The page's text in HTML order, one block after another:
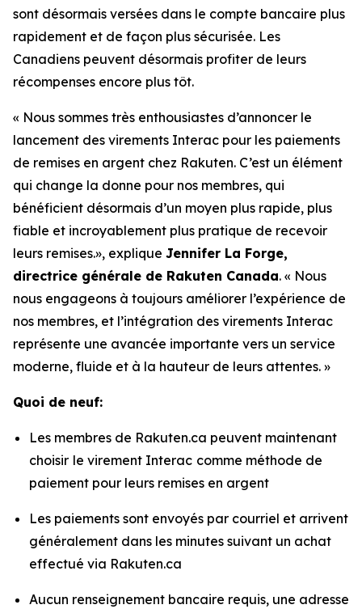
sont désormais versées dans le compte bancaire plus
rapidement et de façon plus sécurisée. Les
Canadiens peuvent désormais profiter de leurs
récompenses encore plus tôt.
« Nous sommes très enthousiastes d’annoncer le
lancement des virements Interac pour les paiements
de remises en argent chez Rakuten. C’est un élément
qui change la donne pour nos membres, qui
bénéficient désormais d’un moyen plus rapide, plus
fiable et incroyablement plus pratique de recevoir
leurs remises.», explique Jennifer La Forge,
directrice générale de Rakuten Canada. « Nous
nous engageons à toujours améliorer l’expérience de
nos membres, et l’intégration des virements Interac
représente une avancée importante vers un service
moderne, fluide et à la hauteur de leurs attentes. »
Quoi de neuf:
Les membres de Rakuten.ca peuvent maintenant
choisir le virement Interac comme méthode de
paiement pour leurs remises en argent
Les paiements sont envoyés par courriel et arrivent
généralement dans les minutes suivant un achat
effectué via Rakuten.ca
Aucun renseignement bancaire requis, une adresse